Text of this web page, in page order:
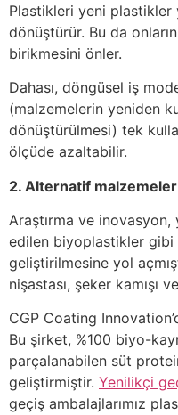
Plastikleri yeni plastikler
dönüştürür. Bu da
birikmesini önler.
Dahası, döngüsel iş
(malzemelerin yeniden
dönüştürülmesi) tek
ölçüde azaltabilir.
2. Alternatif malzemeler
Araştırma ve
edilen biyoplastikler gibi
geliştirilmesine yol
nişastası, şeker kamışı
CGP Coating
Bu şirket, %100 biyo-
parçalanabilen süt
geliştirmiştir. Yenilikçi
geçiş ambalajlarımız